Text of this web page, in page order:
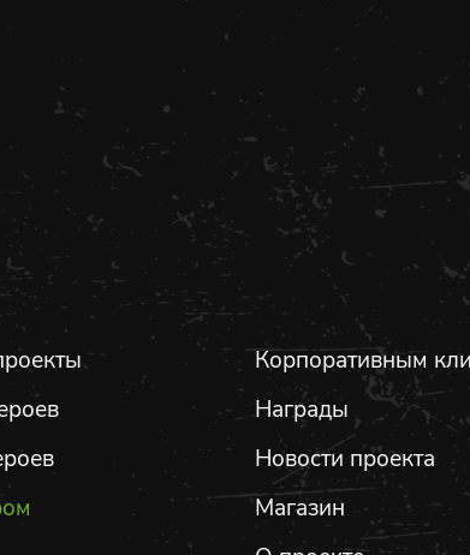
Корпоративным
Награды
Новости проекта
Магазин